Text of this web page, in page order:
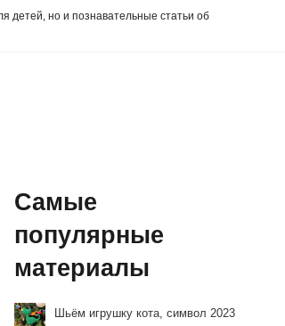
детей, но и познавательные статьи об
Самые
популярные
материалы
Шьём игрушку кота, символ 2023